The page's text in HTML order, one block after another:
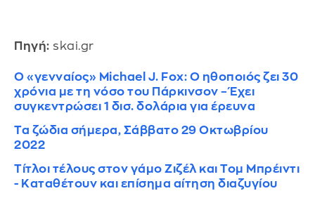
Πηγή: skai.gr
Ο «γενναίος» Michael J. Fox: Ο ηθοποιός ζει 30
χρόνια με τη νόσο του Πάρκινσον – Έχει
συγκεντρώσει 1 δισ. δολάρια για έρευνα
Τα ζώδια σήμερα, Σάββατο 29 Οκτωβρίου
2022
Τίτλοι τέλους στον γάμο Ζιζέλ και Τομ Μπρέιντι
- Καταθέτουν και επίσημα αίτηση διαζυγίου